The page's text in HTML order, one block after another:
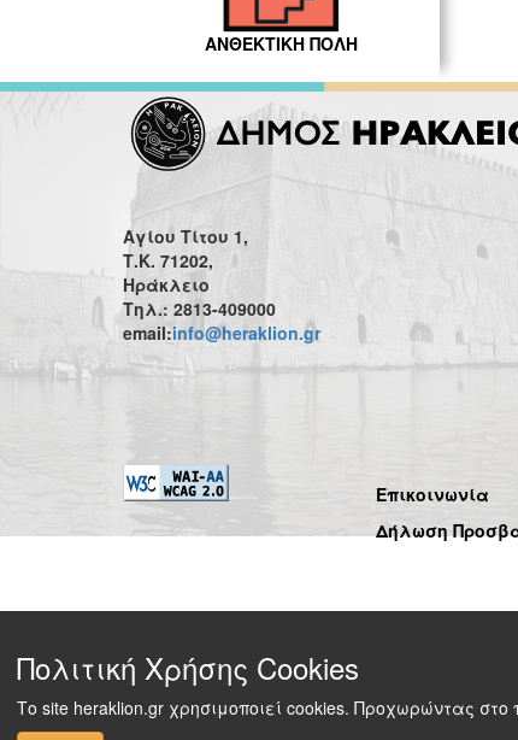
ΑΝΘΕΚΤΙΚΗ ΠΟΛΗ
Αγίου Τίτου 1,
Τ.Κ. 71202,
Ηράκλειο
Τηλ.: 2813-409000
email:info@heraklion.gr
Επικοινωνία
Δήλωση
Πολιτική Χρήσης Cookies
Το site heraklion.gr χρησιμοποιεί cookies. Προχωρώντας